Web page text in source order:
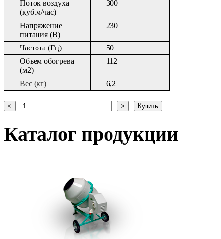
Поток воздуха
(куб.м/час)
300
Напряжение
питания (В)
230
Частота (Гц)
50
Объем обогрева
(м2)
112
Вес (кг) 6,2
Каталог продукции